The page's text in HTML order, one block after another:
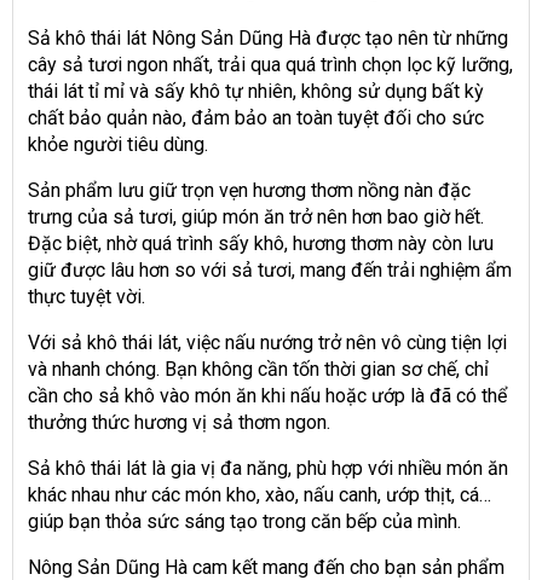
Sả khô thái lát Nông Sản Dũng Hà được tạo nên từ những
cây sả tươi ngon nhất, trải qua quá trình chọn lọc kỹ lưỡng,
thái lát tỉ mỉ và sấy khô tự nhiên, không sử dụng bất kỳ
chất bảo quản nào, đảm bảo an toàn tuyệt đối cho sức
khỏe người tiêu dùng.
Sản phẩm lưu giữ trọn vẹn hương thơm nồng nàn đặc
trưng của sả tươi, giúp món ăn trở nên hơn bao giờ hết.
Đặc biệt, nhờ quá trình sấy khô, hương thơm này còn lưu
giữ được lâu hơn so với sả tươi, mang đến trải nghiệm ẩm
thực tuyệt vời.
Với sả khô thái lát, việc nấu nướng trở nên vô cùng tiện lợi
và nhanh chóng. Bạn không cần tốn thời gian sơ chế, chỉ
cần cho sả khô vào món ăn khi nấu hoặc ướp là đã có thể
thưởng thức hương vị sả thơm ngon.
Sả khô thái lát là gia vị đa năng, phù hợp với nhiều món ăn
khác nhau như các món kho, xào, nấu canh, ướp thịt, cá…
giúp bạn thỏa sức sáng tạo trong căn bếp của mình.
Nông Sản Dũng Hà cam kết mang đến cho bạn sản phẩm